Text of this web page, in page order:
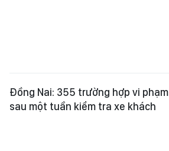
Đồng Nai: 355 trường hợp vi phạm
sau một tuần kiểm tra xe khách